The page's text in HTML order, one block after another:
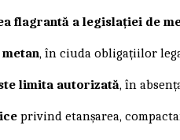
flagrantă a legislației de
, în ciuda obligațiilor
limita autorizată, în
privind etanșarea,